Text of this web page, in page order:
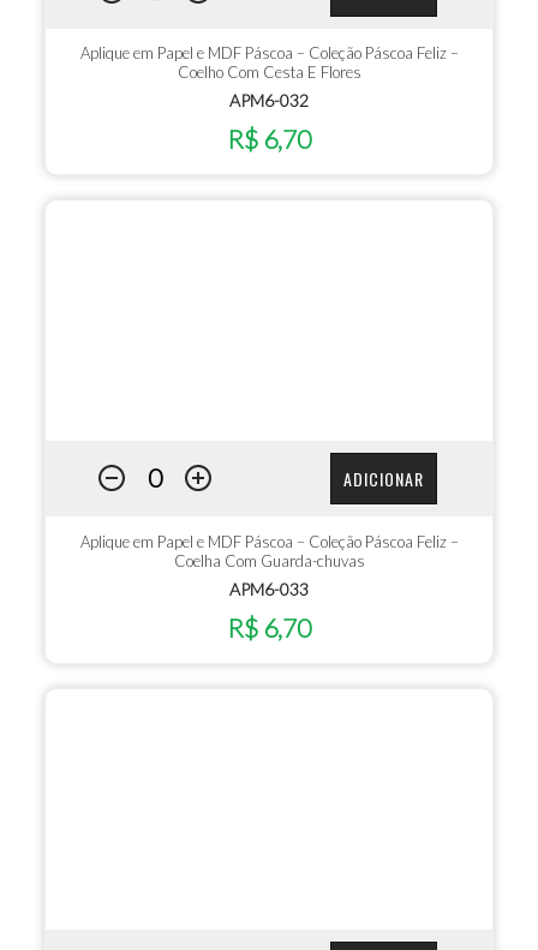
Aplique em Papel e MDF Páscoa – Coleção Páscoa Feliz –
Coelho Com Cesta E Flores
APM6-032
R$ 6,70
ADICIONAR
Aplique em Papel e MDF Páscoa – Coleção Páscoa Feliz –
Coelha Com Guarda-chuvas
APM6-033
R$ 6,70